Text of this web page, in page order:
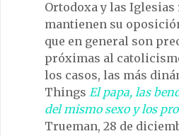
Ortodoxa y las Iglesias
mantienen su
que en general son
próximas al
los casos, las más
Things El papa, las
del mismo sexo y los
Trueman, 28 de